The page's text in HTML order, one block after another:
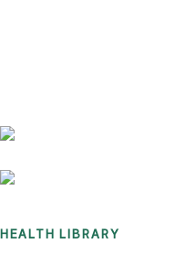
HEALTH LIBRARY